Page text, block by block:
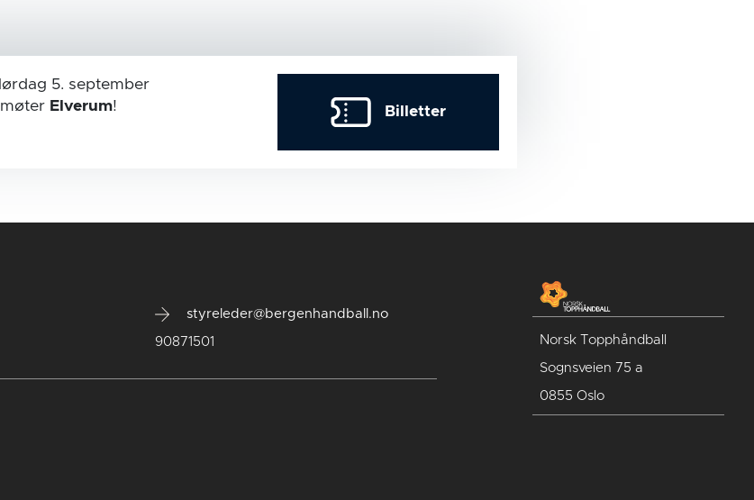
lørdag 5. september
møter Elverum! Billetter
styreleder@bergenhandball.no
90871501 Norsk Topphåndball
Sognsveien 75 a
0855 Oslo